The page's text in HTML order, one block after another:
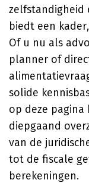
zelfstandigheid
biedt een
Of u nu als
planner of
solide
op deze pagina
diepgaand
van de
tot de fiscale
berekeningen.